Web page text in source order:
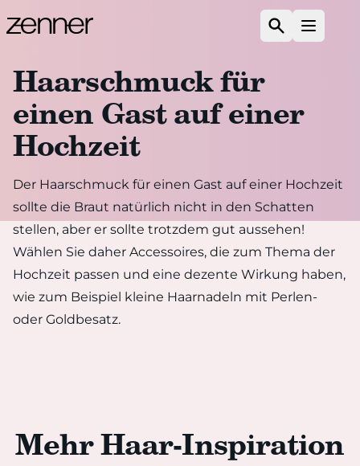
SuchenMenü
Haarschmuck für
einen Gast auf einer
Hochzeit
Der Haarschmuck für einen Gast auf einer Hochzeit
sollte die Braut natürlich nicht in den Schatten
stellen, aber er sollte trotzdem gut aussehen!
Wählen Sie daher Accessoires, die zum Thema der
Hochzeit passen und eine dezente Wirkung haben,
wie zum Beispiel kleine Haarnadeln mit Perlen-
oder Goldbesatz.
Mehr Haar-Inspiration